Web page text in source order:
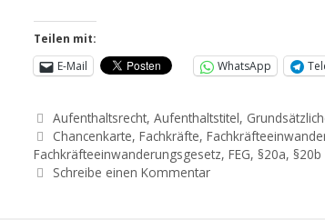
Teilen mit:
E-Mail
WhatsApp
Aufenthaltsrecht,Aufenthaltstitel,
Chancenkarte,Fachkräfte,
Fachkräfteeinwanderungsgesetz, FEG, §20a, §20b
Schreibe einen Kommentar